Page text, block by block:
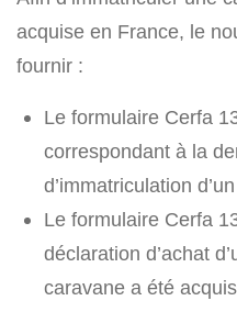
acquise en France, le
fournir :
Le formulaire Cerfa
correspondant à la
d’immatriculation
Le formulaire Cerfa
déclaration d’achat
caravane a été